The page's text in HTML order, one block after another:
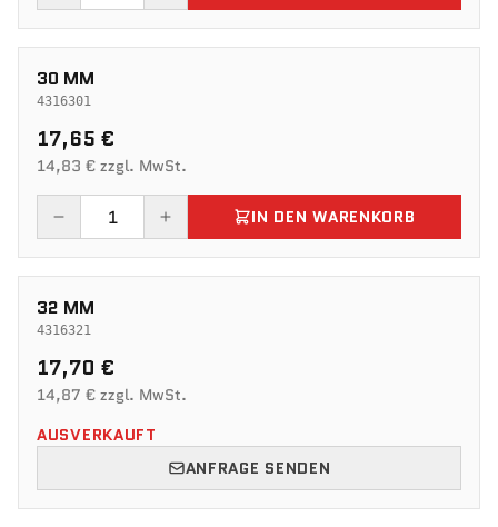
30 MM
4316301
17,65 €
14,83 € zzgl. MwSt.
IN DEN WARENKORB
32 MM
4316321
17,70 €
14,87 € zzgl. MwSt.
AUSVERKAUFT
ANFRAGE SENDEN